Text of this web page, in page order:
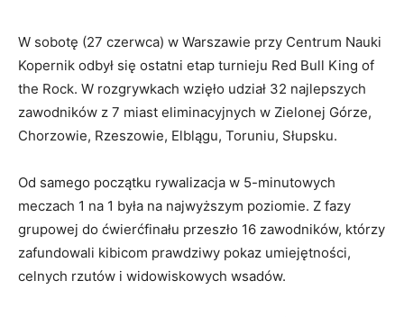
W sobotę (27 czerwca) w Warszawie przy Centrum Nauki
Kopernik odbył się ostatni etap turnieju Red Bull King of
the Rock. W rozgrywkach wzięło udział 32 najlepszych
zawodników z 7 miast eliminacyjnych w Zielonej Górze,
Chorzowie, Rzeszowie, Elblągu, Toruniu, Słupsku.
Od samego początku rywalizacja w 5-minutowych
meczach 1 na 1 była na najwyższym poziomie. Z fazy
grupowej do ćwierćfinału przeszło 16 zawodników, którzy
zafundowali kibicom prawdziwy pokaz umiejętności,
celnych rzutów i widowiskowych wsadów.